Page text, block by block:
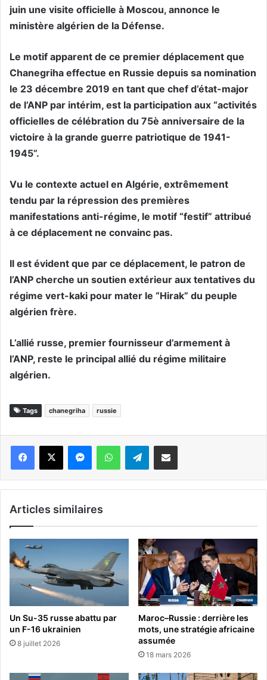
juin une visite officielle à Moscou, annonce le
ministère algérien de la Défense.
Le motif apparent de ce premier déplacement que
Chanegriha effectue en Russie depuis sa nomination
le 23 décembre 2019 en tant que chef d’état-major
de l’ANP par intérim, est la participation aux “activités
officielles de célébration du 75è anniversaire de la
victoire à la grande guerre patriotique de 1941-
1945”.
Vu le contexte actuel en Algérie, extrêmement
tendu par la répression des premières
manifestations anti-régime, le motif “festif” attribué
à ce déplacement ne convainc pas.
Il est évident que par ce déplacement, le patron de
l’ANP cherche un soutien extérieur aux tentatives du
régime vert-kaki pour mater le “Hirak” du peuple
algérien frère.
L’allié russe, premier fournisseur d’armement à
l’ANP, reste le principal allié du régime militaire
algérien.
Tags chanegriha russie
WhatsApp Telegram
Articles similaires
Un Su-35 russe abattu par
un F-16 ukrainien
8 juillet 2026
Maroc–Russie : derrière les
mots, une stratégie africaine
assumée
18 mars 2026